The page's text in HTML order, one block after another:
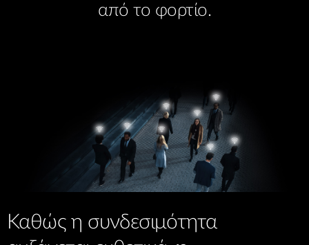
από το φορτίο.
Καθώς η συνδεσιμότητα